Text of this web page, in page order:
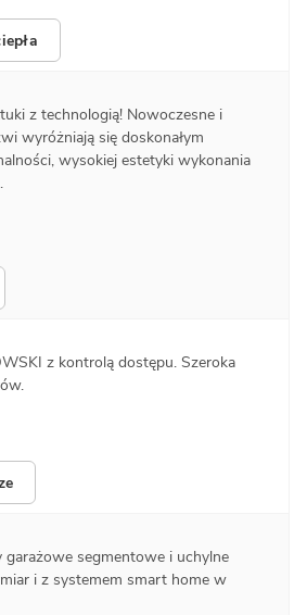
z technologią! Nowoczesne i
wyróżniają się doskonałym
wysokiej estetyki wykonania
z kontrolą dostępu. Szeroka
segmentowe i uchylne
i z systemem smart home w